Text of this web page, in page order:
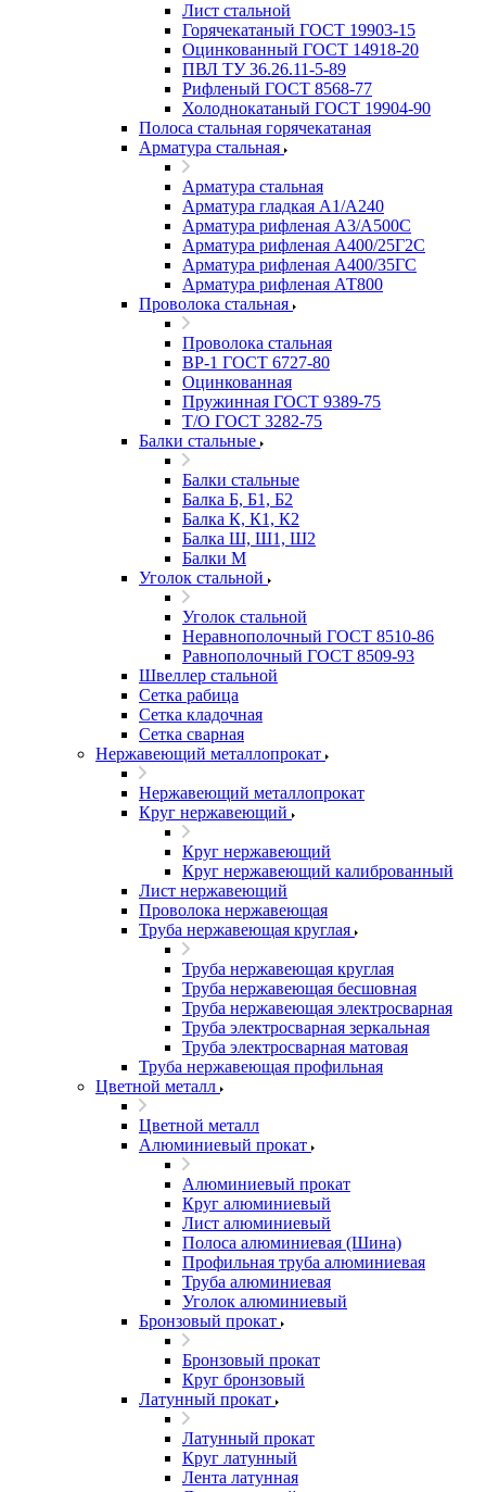
Лист стальной
Горячекатаный ГОСТ 19903-15
Оцинкованный ГОСТ 14918-20
ПВЛ ТУ 36.26.11-5-89
Рифленый ГОСТ 8568-77
Холоднокатаный ГОСТ 19904-90
Полоса стальная горячекатаная
Арматура стальная
Арматура стальная
Арматура гладкая А1/А240
Арматура рифленая А3/А500С
Арматура рифленая А400/25Г2С
Арматура рифленая А400/35ГС
Арматура рифленая АТ800
Проволока стальная
Проволока стальная
ВР-1 ГОСТ 6727-80
Оцинкованная
Пружинная ГОСТ 9389-75
Т/О ГОСТ 3282-75
Балки стальные
Балки стальные
Балка Б, Б1, Б2
Балка К, К1, К2
Балка Ш, Ш1, Ш2
Балки М
Уголок стальной
Уголок стальной
Неравнополочный ГОСТ 8510-86
Равнополочный ГОСТ 8509-93
Швеллер стальной
Сетка рабица
Сетка кладочная
Сетка сварная
Нержавеющий металлопрокат
Нержавеющий металлопрокат
Круг нержавеющий
Круг нержавеющий
Круг нержавеющий калиброванный
Лист нержавеющий
Проволока нержавеющая
Труба нержавеющая круглая
Труба нержавеющая круглая
Труба нержавеющая бесшовная
Труба нержавеющая электросварная
Труба электросварная зеркальная
Труба электросварная матовая
Труба нержавеющая профильная
Цветной металл
Цветной металл
Алюминиевый прокат
Алюминиевый прокат
Круг алюминиевый
Лист алюминиевый
Полоса алюминиевая (Шина)
Профильная труба алюминиевая
Труба алюминиевая
Уголок алюминиевый
Бронзовый прокат
Бронзовый прокат
Круг бронзовый
Латунный прокат
Латунный прокат
Круг латунный
Лента латунная